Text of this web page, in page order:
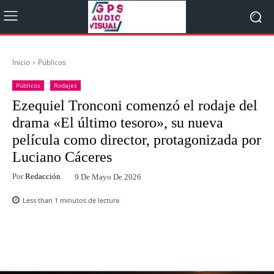
Inicio Públicos
Públicos Rodajes
Ezequiel Tronconi comenzó el rodaje del
drama «El último tesoro», su nueva
película como director, protagonizada por
Luciano Cáceres
Por Redacción 9 De Mayo De 2026
Less than 1 minutos de lectura